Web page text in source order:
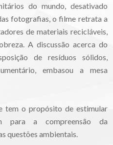
do mundo, desativado
fotografias, o filme retrata a
de materiais recicláveis,
A discussão acerca do
de resíduos sólidos,
embasou a mesa
tem o propósito de estimular
para a compreensão da
questões ambientais.